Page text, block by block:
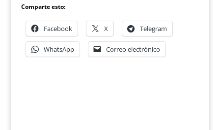
Comparte esto:
Facebook X Telegram
WhatsApp Correo electrónico